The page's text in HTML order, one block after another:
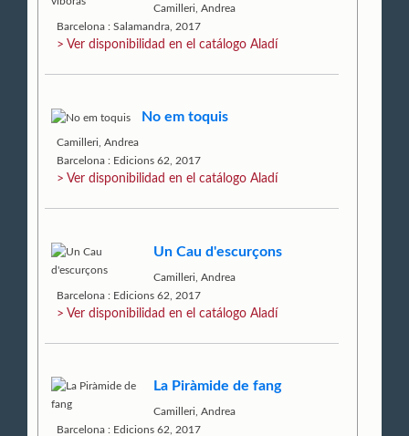
Camilleri, Andrea
Barcelona : Salamandra, 2017
> Ver disponibilidad en el catálogo Aladí
No em toquis
Camilleri, Andrea
Barcelona : Edicions 62, 2017
> Ver disponibilidad en el catálogo Aladí
Un Cau d'escurçons
Camilleri, Andrea
Barcelona : Edicions 62, 2017
> Ver disponibilidad en el catálogo Aladí
La Piràmide de fang
Camilleri, Andrea
Barcelona : Edicions 62, 2017